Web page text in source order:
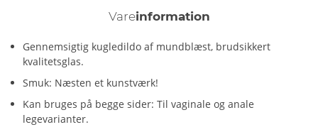
Vareinformation
Gennemsigtig kugledildo af mundblæst, brudsikkert
kvalitetsglas.
Smuk: Næsten et kunstværk!
Kan bruges på begge sider: Til vaginale og anale
legevarianter.